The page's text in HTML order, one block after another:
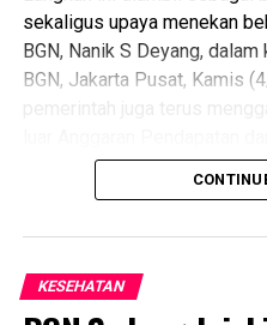
sekaligus upaya menekan
BGN, Nanik S Deyang,
BGN, Jakarta Pusat, Kamis
demi menunjang operasional
“Misalnya ada CSR BUMN,
membangun dapur,” ungkap
KESEHATAN